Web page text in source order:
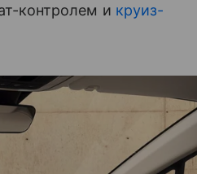
контролем и круиз-